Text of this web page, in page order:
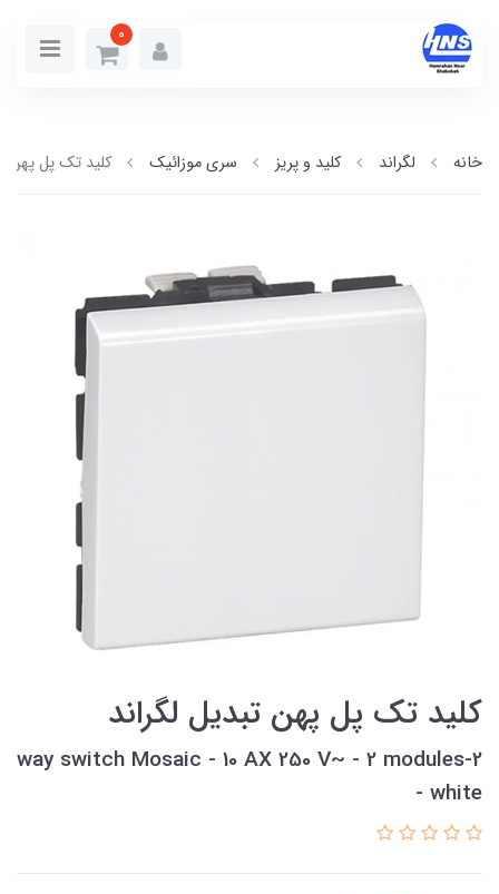
0
خانه لگراند کلید و پریز سری موزائیک کليد تک پل پهن
کليد تک پل پهن تبديل لگراند
2-way switch Mosaic - 10 AX 250 V~ - 2 modules
- white